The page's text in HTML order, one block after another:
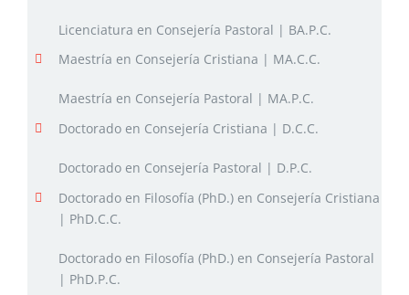
Licenciatura en Consejería Pastoral | BA.P.C.
Maestría en Consejería Cristiana | MA.C.C.
Maestría en Consejería Pastoral | MA.P.C.
Doctorado en Consejería Cristiana | D.C.C.
Doctorado en Consejería Pastoral | D.P.C.
Doctorado en Filosofía (PhD.) en Consejería Cristiana
| PhD.C.C.
Doctorado en Filosofía (PhD.) en Consejería Pastoral
| PhD.P.C.